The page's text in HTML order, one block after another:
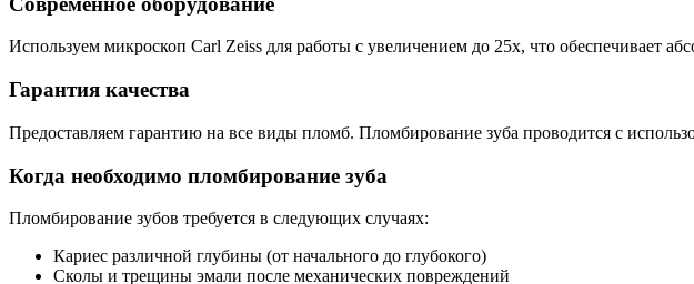
Используем микроскоп Carl Zeiss для работы с увеличением до 25х, что обеспечивает
Гарантия качества
Предоставляем гарантию на все виды пломб. Пломбирование зуба проводится с
Когда необходимо пломбирование зуба
Пломбирование зубов требуется в следующих случаях:
Кариес различной глубины (от начального до глубокого)
Сколы и трещины эмали после механических повреждений